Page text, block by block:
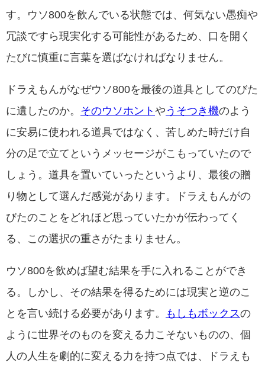
す。ウソ800を飲んでいる状態では、何気ない愚痴や
冗談ですら現実化する可能性があるため、口を開く
たびに慎重に言葉を選ばなければなりません。
ドラえもんがなぜウソ800を最後の道具としてのびた
に遺したのか。 そのウソホント や うそつき機のよう
に安易に使われる道具ではなく、苦しめた時だけ自
分の足で立てというメッセージがこもっていたので
しょう。道具を置いていったというより、最後の贈
り物として選んだ感覚があります。ドラえもんがの
びたのことをどれほど思っていたかが伝わってく
る、この選択の重さがたまりません。
ウソ800を飲めば望む結果を手に入れることができ
る。しかし、その結果を得るためには現実と逆のこ
とを言い続ける必要があります。
もしもボックスの
ように世界そのものを変える力こそないものの、個
人の人生を劇的に変える力を持つ点では、ドラえも